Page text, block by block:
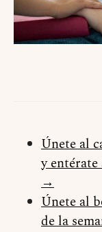
Únete al
y
→
Únete al
de la